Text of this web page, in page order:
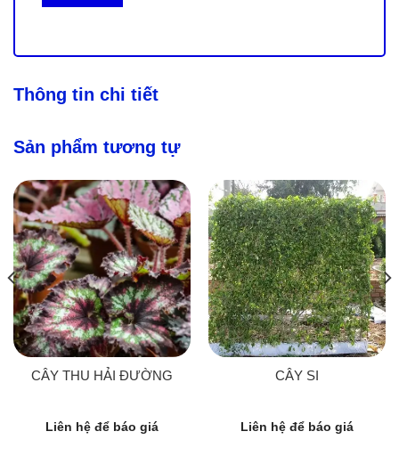
Thông tin chi tiết
Sản phẩm tương tự
CÂY THU HẢI ĐƯỜNG
Liên hệ để báo giá
CÂY SI
Liên hệ để báo giá